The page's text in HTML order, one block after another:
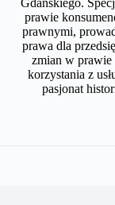
prawie
prawnymi,
prawa dla
zmian w prawie
korzystania z
pasjonat